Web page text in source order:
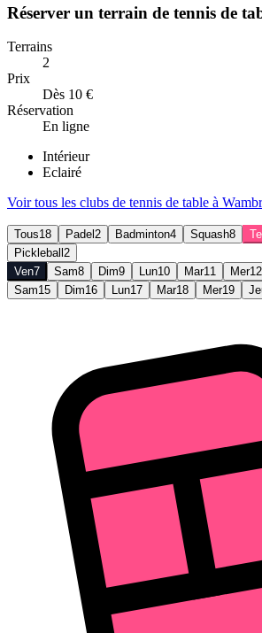
Réserver un terrain de tennis de
Terrains
2
Prix
Dès 10 €
Réservation
En ligne
Intérieur
Eclairé
Voir tous les clubs de tennis de table à
Tous18 Padel 2 Badminton4 Squash8
Pickleball 2
Ven7 Sam8 Dim9 Lun10 Mar11 Mer12
Sam15 Dim16 Lun17 Mar18 Mer19